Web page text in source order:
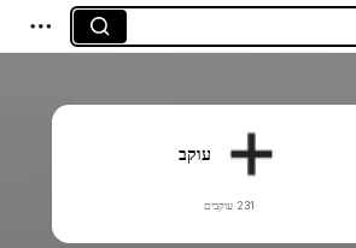
עוקב
231 עוקבים